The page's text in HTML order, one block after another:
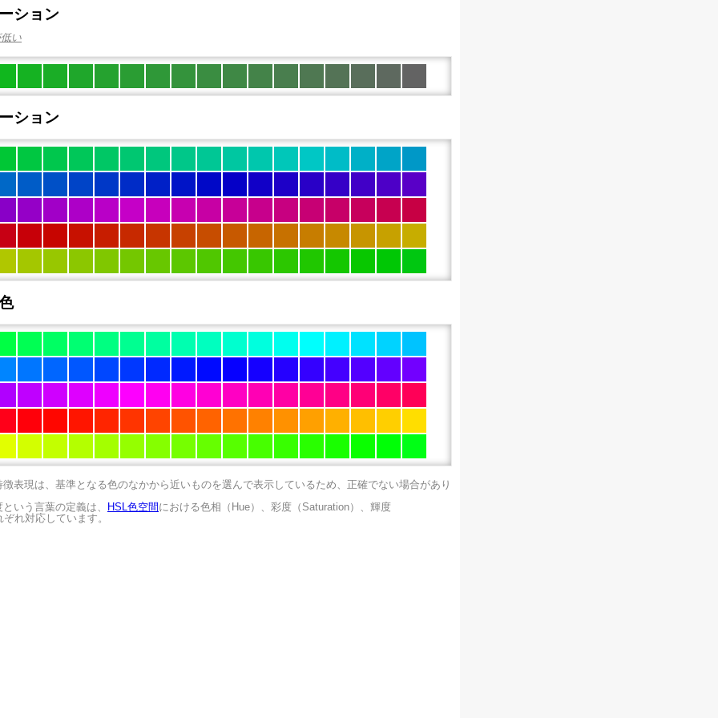
ション
い
ション
表現は、基準となる色のなかから近いものを選んで表示しているため、正確でない場合があり
いう言葉の定義は、
HSL色空間 における色相（Hue）、彩度（Saturation）、輝度
れ対応しています。